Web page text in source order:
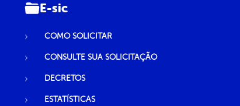
E-sic
COMO SOLICITAR
CONSULTE SUA SOLICITAÇÃO
DECRETOS
ESTATÍSTICAS